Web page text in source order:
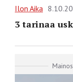
Ilon Aika
3 tarinaa
Mainos